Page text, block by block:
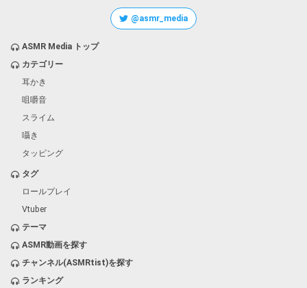
@asmr_media
ASMR Media トップ
カテゴリー
耳かき
咀嚼音
スライム
囁き
タッピング
タグ
ロールプレイ
Vtuber
テーマ
ASMR動画を探す
チャンネル(ASMRtist)を探す
ランキング